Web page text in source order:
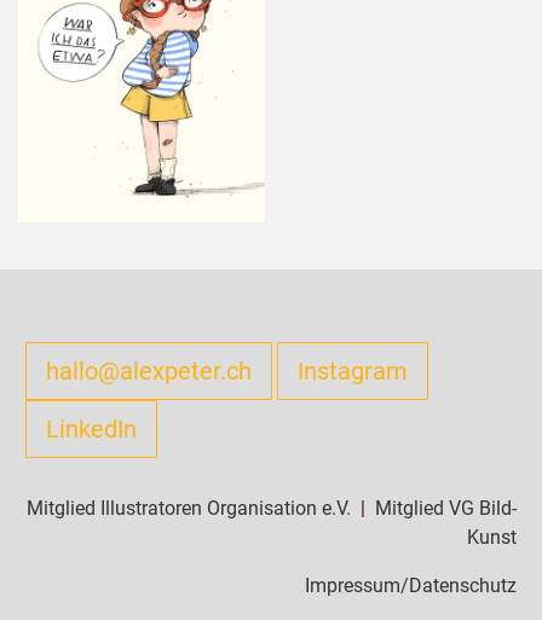
hallo@alexpeter.ch
Instagram
LinkedIn
Mitglied Illustratoren Organisation e.V. | Mitglied VG Bild-
Kunst
Impressum/Datenschutz